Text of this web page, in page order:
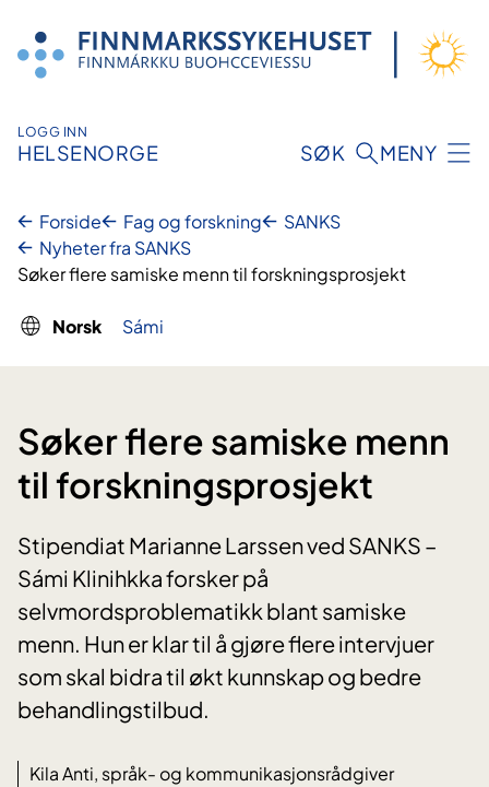
innhold
LOGG INN
HELSENORGE SØK MENY
Forside Fag og forskning
SANKS
Nyheter fra SANKS
Søker flere samiske menn til forskningsprosjekt
Norsk Sámi
Søker flere samiske menn
til forskningsprosjekt
Stipendiat Marianne Larssen ved SANKS –
Sámi Klinihkka forsker på
selvmordsproblematikk blant samiske
menn. Hun er klar til å gjøre flere intervjuer
som skal bidra til økt kunnskap og bedre
behandlingstilbud.
Kila Anti, språk- og kommunikasjonsrådgiver